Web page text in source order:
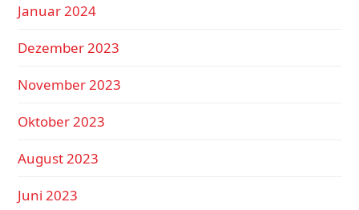
Januar 2024
Dezember 2023
November 2023
Oktober 2023
August 2023
Juni 2023